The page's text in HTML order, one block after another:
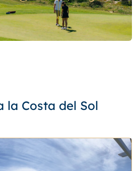
la Costa del Sol